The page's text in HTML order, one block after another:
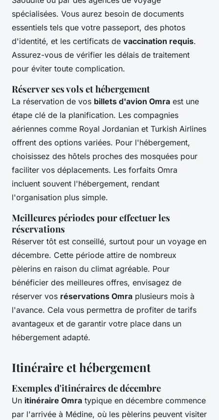
spécialisées. Vous aurez besoin de documents
essentiels tels que votre passeport, des photos
d'identité, et les certificats de vaccination requis.
Assurez-vous de vérifier les délais de traitement
pour éviter toute complication.
Réserver ses vols et hébergement
La réservation de vos billets d'avion Omra est une
étape clé de la planification. Les compagnies
aériennes comme Royal Jordanian et Turkish Airlines
offrent des options variées. Pour l'hébergement,
choisissez des hôtels proches des mosquées pour
faciliter vos déplacements. Les forfaits Omra
incluent souvent l'hébergement, rendant
l'organisation plus simple.
Meilleures périodes pour effectuer les
réservations
Réserver tôt est conseillé, surtout pour un voyage en
décembre. Cette période attire de nombreux
pèlerins en raison du climat agréable. Pour
bénéficier des meilleures offres, envisagez de
réserver vos réservations Omra plusieurs mois à
l'avance. Cela vous permettra de profiter de tarifs
avantageux et de garantir votre place dans un
hébergement adapté.
Itinéraire et hébergement
Exemples d'itinéraires de décembre
Un itinéraire Omra typique en décembre commence
par l'arrivée à Médine, où les pèlerins peuvent visiter